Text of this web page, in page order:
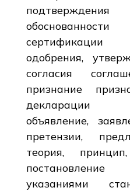
одобрения,
согласия
признание
декларации
объявление,
претензии,
теория,
указаниями